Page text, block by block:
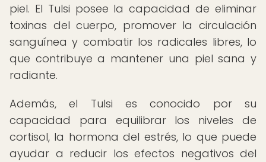
piel. El Tulsi posee la capacidad de eliminar
toxinas del cuerpo, promover la circulación
sanguínea y combatir los radicales libres, lo
que contribuye a mantener una piel sana y
radiante.
Además, el Tulsi es conocido por su
capacidad para equilibrar los niveles de
cortisol, la hormona del estrés, lo que puede
ayudar a reducir los efectos negativos del